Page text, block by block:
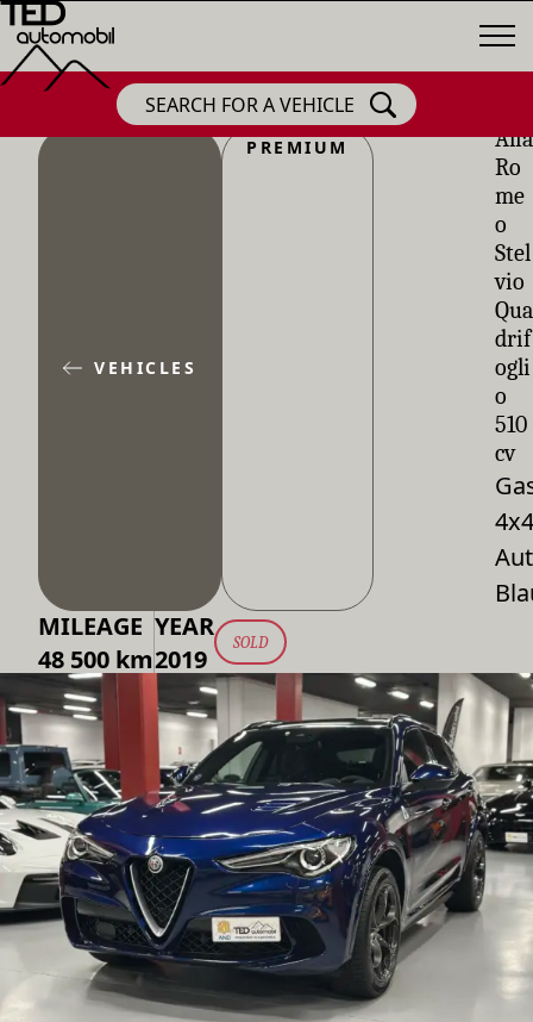
SEARCH FOR A VEHICLE
VEHICLES
PREMIUM
Alfa
Ro
me
o
Stel
vio
Qua
drif
ogli
o
510
cv
4x4
MILEAGE
48 500 km
YEAR
2019
SOLD